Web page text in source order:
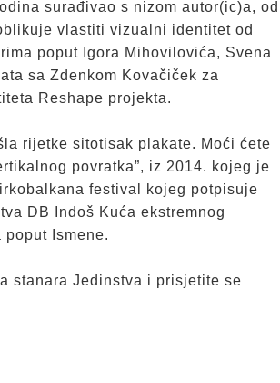
surađivao s nizom autor(ic)a, od
vlastiti vizualni identitet od
poput Igora Mihovilovića, Svena
sa Zdenkom Kovačiček za
Reshape projekta.
rijetke sitotisak plakate. Moći ćete
povratka”, iz 2014. kojeg je
festival kojeg potpisuje
DB Indoš Kuća ekstremnog
Ismene.
stanara Jedinstva i prisjetite se